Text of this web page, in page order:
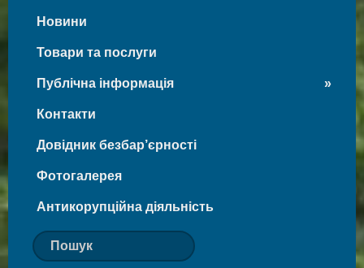
Веселі Боковеньки
Новини
Товари та послуги
Публічна інформація
Контакти
Довідник безбар’єрності
Фотогалерея
Антикорупційна діяльність